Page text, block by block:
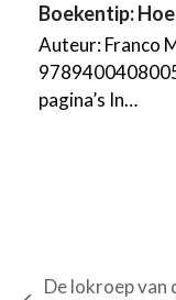
Boekentip:
Auteur: Franco
pagina’s In…
De lokroep van